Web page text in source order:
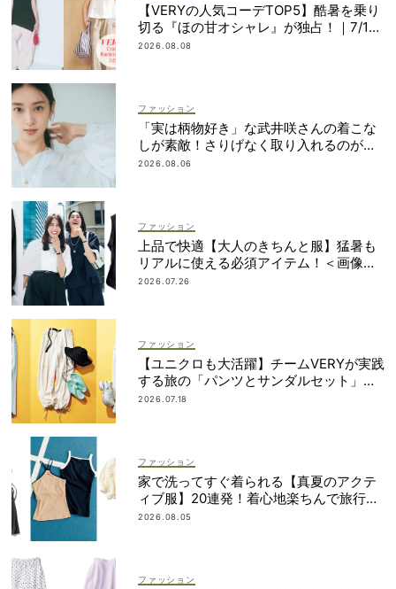
【VERYの人気コーデTOP5】酷暑を乗り
切る『ほの甘オシャレ』が独占！｜7/1
1〜20
2026.08.08
ファッション
「実は柄物好き」な武井咲さんの着こな
しが素敵！さりげなく取り入れるのが気
分
2026.08.06
ファッション
上品で快適【大人のきちんと服】猛暑も
リアルに使える必須アイテム！＜画像集
＞
2026.07.26
ファッション
【ユニクロも大活躍】チームVERYが実践
する旅の「パンツとサンダルセット」最
適プラン
2026.07.18
ファッション
家で洗ってすぐ着られる【真夏のアクテ
ィブ服】20連発！着心地楽ちんで旅行・
帰省にも◎
2026.08.05
ファッション